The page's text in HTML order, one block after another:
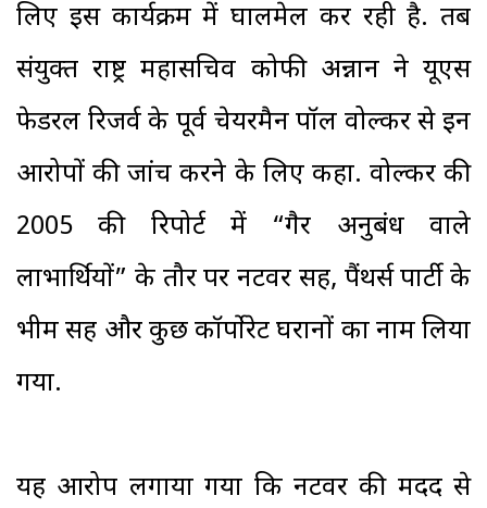
लिए इस कार्यक्रम में घालमेल कर रही है. तब
संयुक्त राष्ट्र महासचिव कोफी अन्नान ने यूएस
फेडरल रिजर्व के पूर्व चेयरमैन पॉल वोल्कर से इन
आरोपों की जांच करने के लिए कहा. वोल्कर की
2005 की रिपोर्ट में “गैर अनुबंध वाले
लाभार्थियों” के तौर पर नटवर सिंह, पैंथर्स पार्टी के
भीम सिंह और कुछ कॉर्पोरेट घरानों का नाम लिया
गया.
यह आरोप लगाया गया कि नटवर की मदद से